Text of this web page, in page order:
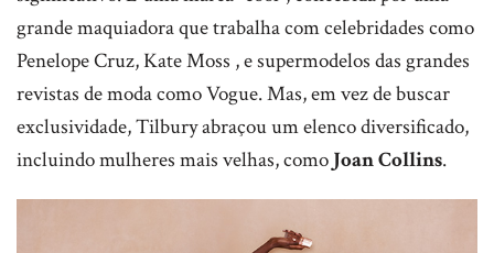
grande maquiadora que trabalha com celebridades como
Penelope Cruz, Kate Moss , e supermodelos das grandes
revistas de moda como Vogue. Mas, em vez de buscar
exclusividade, Tilbury abraçou um elenco diversificado,
incluindo mulheres mais velhas, comoJoan Collins.